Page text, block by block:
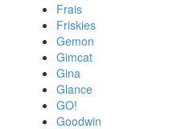
Frais
Friskies
Gemon
Gimcat
Gina
Glance
GO!
Goodwin